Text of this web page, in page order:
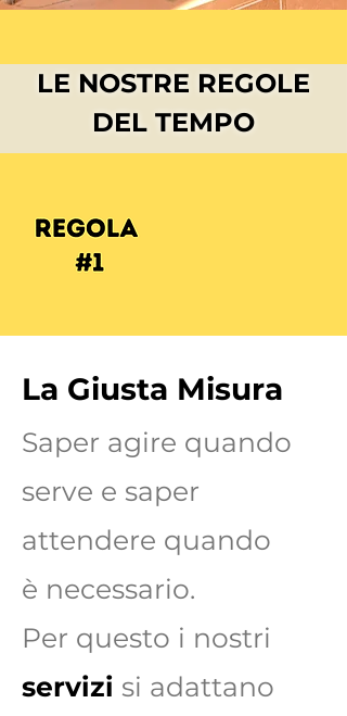
LE NOSTRE REGOLE
DEL TEMPO
La Giusta Misura
Saper agire quando
serve e saper
attendere quando
è necessario.
Per questo i nostri
servizi si adattano